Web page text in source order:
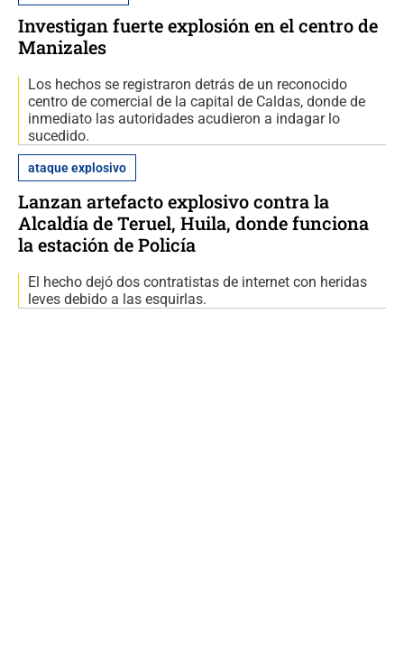
Investigan fuerte explosión en el centro de
Manizales
Los hechos se registraron detrás de un reconocido
centro de comercial de la capital de Caldas, donde de
inmediato las autoridades acudieron a indagar lo
sucedido.
ataque explosivo
Lanzan artefacto explosivo contra la
Alcaldía de Teruel, Huila, donde funciona
la estación de Policía
El hecho dejó dos contratistas de internet con heridas
leves debido a las esquirlas.